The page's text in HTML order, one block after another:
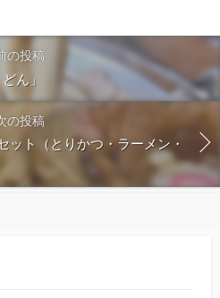
の投稿
ん」
の投稿
ット（とりかつ・ラーメン・